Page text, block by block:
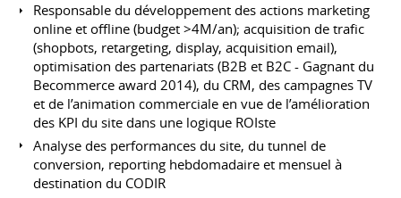
Responsable du développement des actions marketing
online et offline (budget >4M/an); acquisition de trafic
(shopbots, retargeting, display, acquisition email),
optimisation des partenariats (B2B et B2C - Gagnant du
Becommerce award 2014), du CRM, des campagnes TV
et de l’animation commerciale en vue de l’amélioration
des KPI du site dans une logique ROIste
Analyse des performances du site, du tunnel de
conversion, reporting hebdomadaire et mensuel à
destination du CODIR